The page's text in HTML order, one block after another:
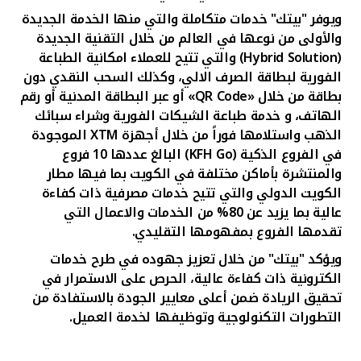
ويوفر "بيتك"خدمات متكاملة والتي منها الخدمة الجديدة
والأولى من نوعها في العالم من خلال التقنية الجديدة
(
Hybrid Solution
)والتيتتيح للعملاء امكانية الطباعة
الفورية لبطاقة الصرف الالي، وكذلك السحب النقدي دون
بطاقة من خلال «QR Code» أو عبر البطاقة المدنية أو رقم
الهاتف،و خدمة طباعة الشيكات الفورية وشراء سبائك
الذهب واستلامها فوراً من خلال أجهزة XTMالموجودة
في الفروع الذكية (KFH Go ) البالغ عددها 10 فروع
والمنتشرة بأماكن مختلفة في الكويت بما فيها مطار
الكويت الدولي والتي تتيح خدمات مصرفية ذات كفاءة
عالية بما يزيد عن 80% من الخدمات والاعمال التي
تقدمها الفروع بمفهومها التقليدي.
ويؤكد "بيتك" من خلال تعزيز جهوده في طرح خدمات
الكترونية ذات كفاءة عالية، الحرص على الاستمرار في
تحقيق الريادة ضمن أعلى معايير الجودة بالاستفادة من
التطورات التكنولوجية وتوظيفها لخدمة العميل.